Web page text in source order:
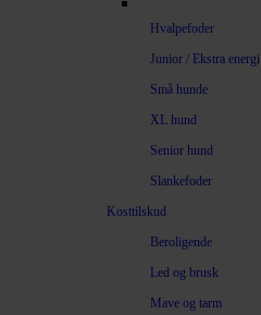
Hvalpefoder
Junior / Ekstra energi
Små hunde
XL hund
Senior hund
Slankefoder
Kosttilskud
Beroligende
Led og brusk
Mave og tarm